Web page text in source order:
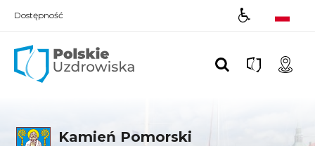
Dostępność
Kamień Pomorski